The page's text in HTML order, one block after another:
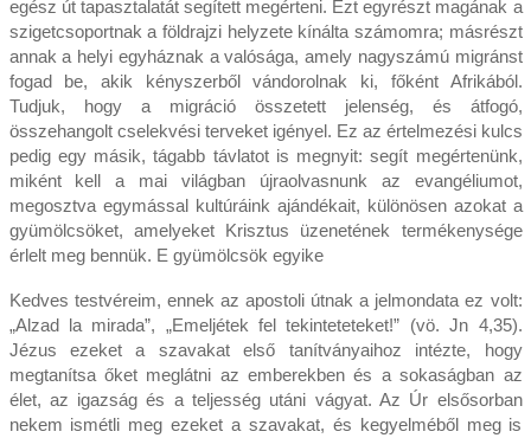
egész út tapasztalatát segített megérteni. Ezt egyrészt magának a
szigetcsoportnak a földrajzi helyzete kínálta számomra; másrészt
annak a helyi egyháznak a valósága, amely nagyszámú migránst
fogad be, akik kényszerből vándorolnak ki, főként Afrikából.
Tudjuk, hogy a migráció összetett jelenség, és átfogó,
összehangolt cselekvési terveket igényel. Ez az értelmezési kulcs
pedig egy másik, tágabb távlatot is megnyit: segít megértenünk,
miként kell a mai világban újraolvasnunk az evangéliumot,
megosztva egymással kultúráink ajándékait, különösen azokat a
gyümölcsöket, amelyeket Krisztus üzenetének termékenysége
érlelt meg bennük. E gyümölcsök egyike
Kedves testvéreim, ennek az apostoli útnak a jelmondata ez volt:
„Alzad la mirada”, „Emeljétek fel tekinteteteket!” (vö. Jn 4,35).
Jézus ezeket a szavakat első tanítványaihoz intézte, hogy
megtanítsa őket meglátni az emberekben és a sokaságban az
élet, az igazság és a teljesség utáni vágyat. Az Úr elsősorban
nekem ismétli meg ezeket a szavakat, és kegyelméből meg is